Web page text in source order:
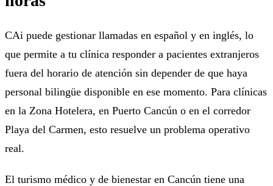
CAi puede gestionar llamadas en español y en inglés, lo
que permite a tu clínica responder a pacientes extranjeros
fuera del horario de atención sin depender de que haya
personal bilingüe disponible en ese momento. Para clínicas
en la Zona Hotelera, en Puerto Cancún o en el corredor
Playa del Carmen, esto resuelve un problema operativo
real.
El turismo médico y de bienestar en Cancún tiene una